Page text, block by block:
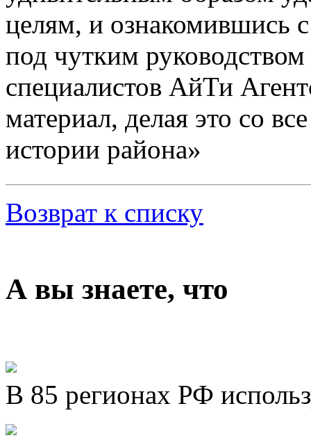
целям, и ознакомившись
под чутким руководством
специалистов АйТи
материал, делая это со
истории района»
Возврат к списку
А вы знаете, что
В 85 регионах РФ